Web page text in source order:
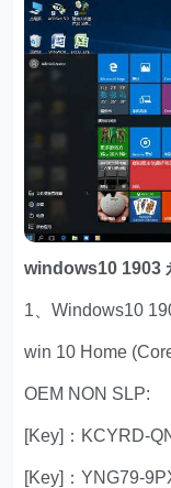
windows10 1903
1、Windows10
win 10 Home
OEM NON SLP:
[Key]：KCYRD-
[Key]：YNG79-